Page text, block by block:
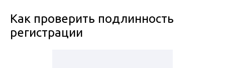
Как проверить подлинность
регистрации